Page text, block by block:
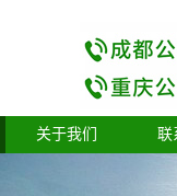
关于我们 联